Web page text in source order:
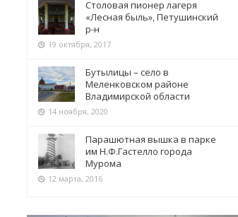
Столовая пионер лагеря
«Лесная быль», Петушинский
р-н
19 октября, 2017
Бутылицы – село в
Меленковском районе
Владимирской области
14 ноября, 2020
Парашютная вышка в парке
им Н.Ф.Гастелло города
Мурома
12 марта, 2016